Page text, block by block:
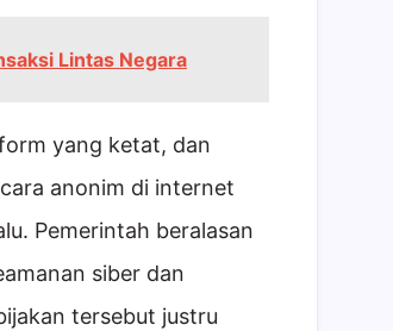
Lintas Negara
yang ketat, dan
anonim di internet
Pemerintah beralasan
siber dan
tersebut justru